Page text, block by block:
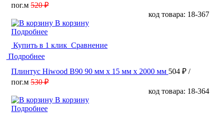
пог.м 520 ₽
код товара: 18-367
В корзину
Подробнее
Купить в 1 клик Сравнение
Подробнее
Плинтус Hiwood B90 90 мм х 15 мм х 2000 мм 504 ₽ /
пог.м 530 ₽
код товара: 18-364
В корзину
Подробнее